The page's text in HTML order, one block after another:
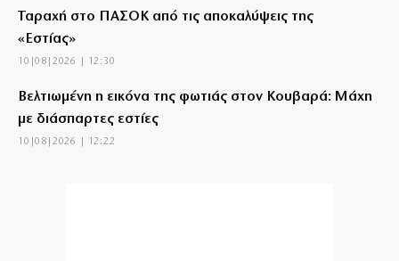
Ταραχή στο ΠΑΣΟΚ από τις αποκαλύψεις της
«Εστίας»
10|08|2026 | 12:30
Βελτιωμένη η εικόνα της φωτιάς στον Κουβαρά: Μάχη
με διάσπαρτες εστίες
10|08|2026 | 12:22